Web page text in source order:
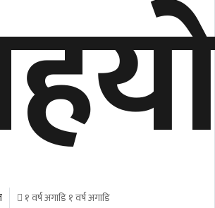
१ वर्ष अगाडि १ वर्ष अगाडि